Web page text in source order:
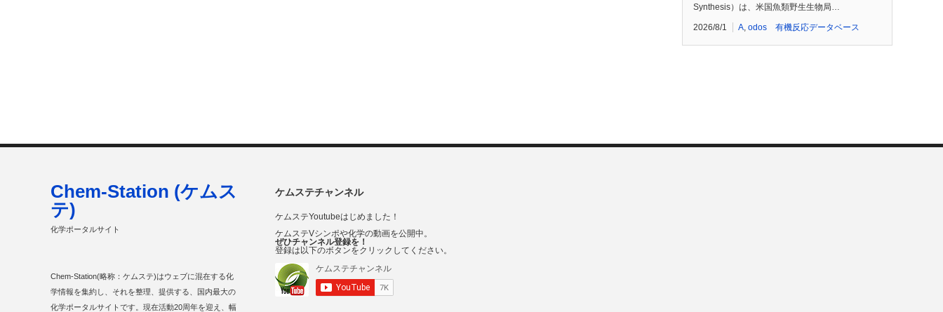
Synthesis）は、米国魚類野生生物局…
2026/8/1 A, odos 有機反応データベース
ケムステチャンネル
ケムステYoutubeはじめました！
ケムステVシンポや化学の動画を公開中。
ぜひチャンネル登録を！
登録は以下のボタンをクリックしてください。
Chem-Station (ケムス
テ)
化学ポータルサイト
Chem-Station(略称：ケムステ)はウェブに混在する化
学情報を集約し、それを整理、提供する、国内最大の
化学ポータルサイトです。現在活動20周年を迎え、幅